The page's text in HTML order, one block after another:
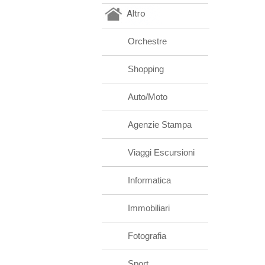
Altro
Orchestre
Shopping
Auto/Moto
Agenzie Stampa
Viaggi Escursioni
Informatica
Immobiliari
Fotografia